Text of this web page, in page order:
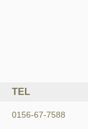
TEL
0156-67-7588